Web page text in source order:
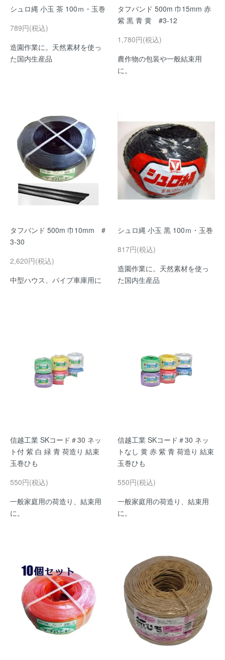
シュロ縄 小玉 茶 100ｍ・玉巻
789円(税込)
造園作業に。天然素材を使っ
た国内生産品
タフバンド 500m 巾15mm 赤
紫 黒 青 黄 #3-12
1,780円(税込)
農作物の包装や一般結束用
に。
タフバンド 500m 巾10mm #
3-30
2,620円(税込)
中型ハウス、パイプ車庫用に
シュロ縄 小玉 黒 100ｍ・玉巻
817円(税込)
造園作業に。天然素材を使っ
た国内生産品
信越工業 SKコード＃30 ネッ
ト付 紫 白 緑 青 荷造り 結束
玉巻ひも
550円(税込)
一般家庭用の荷造り、結束用
に。
信越工業 SKコード＃30 ネッ
トなし 黄 赤 紫 青 荷造り 結束
玉巻ひも
550円(税込)
一般家庭用の荷造り、結束用
に。